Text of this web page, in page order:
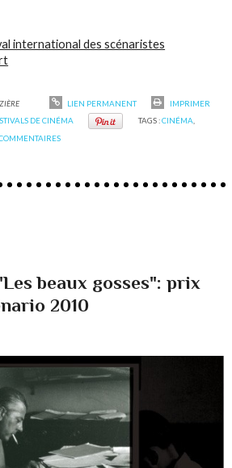
international des scénaristes
LIEN PERMANENT
IMPRIMER
DE CINÉMA TAGS :CINÉMA
beaux gosses": prix
2010